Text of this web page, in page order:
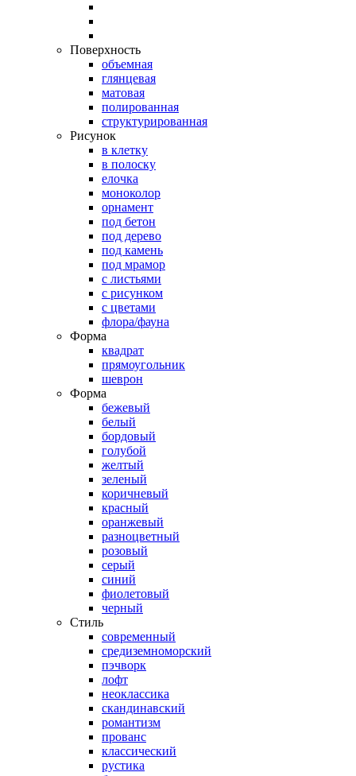
Поверхность
объемная
глянцевая
матовая
полированная
структурированная
Рисунок
в клетку
в полоску
елочка
моноколор
орнамент
под бетон
под дерево
под камень
под мрамор
с листьями
с рисунком
с цветами
флора/фауна
Форма
квадрат
прямоугольник
шеврон
Форма
бежевый
белый
бордовый
голубой
желтый
зеленый
коричневый
красный
оранжевый
разноцветный
розовый
серый
синий
фиолетовый
черный
Стиль
современный
средиземноморский
пэчворк
лофт
неоклассика
скандинавский
романтизм
прованс
классический
рустика